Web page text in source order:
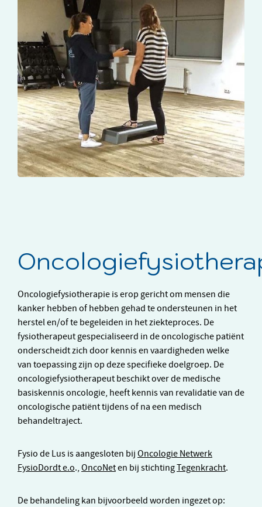
Oncologiefysiotherapie is erop gericht om mensen die
kanker hebben of hebben gehad te ondersteunen in het
herstel en/of te begeleiden in het ziekteproces. De
fysiotherapeut gespecialiseerd in de oncologische patiënt
onderscheidt zich door kennis en vaardigheden welke
van toepassing zijn op deze specifieke doelgroep. De
oncologiefysiotherapeut beschikt over de medische
basiskennis oncologie, heeft kennis van revalidatie van de
oncologische patiënt tijdens of na een medisch
behandeltraject.
Fysio de Lus is aangesloten bij Oncologie Netwerk
FysioDordt e.o., OncoNeten bij stichtingTegenkracht.
De behandeling kan bijvoorbeeld worden ingezet op: